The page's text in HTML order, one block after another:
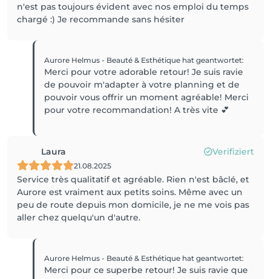
n'est pas toujours évident avec nos emploi du temps
chargé :) Je recommande sans hésiter
Aurore Helmus - Beauté & Esthétique hat geantwortet:
Merci pour votre adorable retour! Je suis ravie
de pouvoir m'adapter à votre planning et de
pouvoir vous offrir un moment agréable! Merci
pour votre recommandation! A très vite 💕
Laura Verifiziert
21.08.2025
Service très qualitatif et agréable. Rien n'est bâclé, et
Aurore est vraiment aux petits soins. Même avec un
peu de route depuis mon domicile, je ne me vois pas
aller chez quelqu'un d'autre.
Aurore Helmus - Beauté & Esthétique hat geantwortet:
Merci pour ce superbe retour! Je suis ravie que